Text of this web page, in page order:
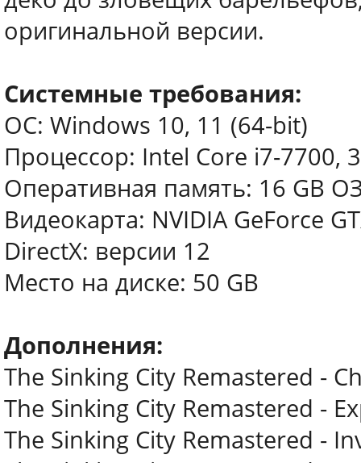
оригинальной версии.
Системные требования:
ОС: Windows 10, 11 (64-bit)
Процессор: Intel Core i7-7700,
Оперативная память: 16 GB
Видеокарта: NVIDIA GeForce
DirectX: версии 12
Место на диске: 50 GB
Дополнения:
The Sinking City Remastered -
The Sinking City Remastered -
The Sinking City Remastered -